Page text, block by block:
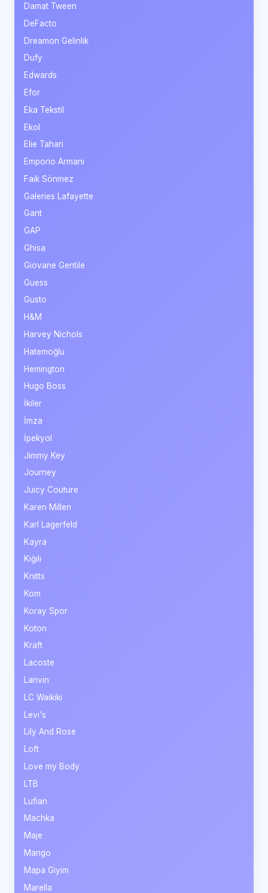
Damat Tween
DeFacto
Dreamon Gelinlik
Dufy
Edwards
Efor
Eka Tekstil
Ekol
Elie Tahari
Emporio Armani
Faik Sönmez
Galeries Lafayette
Gant
GAP
Ghisa
Giovane Gentile
Guess
Gusto
H&M
Harvey Nichols
Hatemoğlu
Hemington
Hugo Boss
İkiler
İmza
İpekyol
Jimmy Key
Journey
Juicy Couture
Karen Millen
Karl Lagerfeld
Kayra
Kiğılı
Knitts
Kom
Koray Spor
Koton
Kraft
Lacoste
Lanvin
LC Waikiki
Levi's
Lily And Rose
Loft
Love my Body
LTB
Lufian
Machka
Maje
Mango
Mapa Giyim
Marella